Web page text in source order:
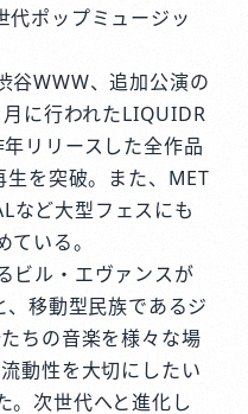
代ポップミュージッ
谷WWW、追加公演の
に行われたLIQUIDR
リリースした全作品
を突破。また、MET
など大型フェスにも
いる。
ビル・エヴァンスが
、移動型民族であるジ
ちの音楽を様々な場
動性を大切にしたい
。次世代へと進化し